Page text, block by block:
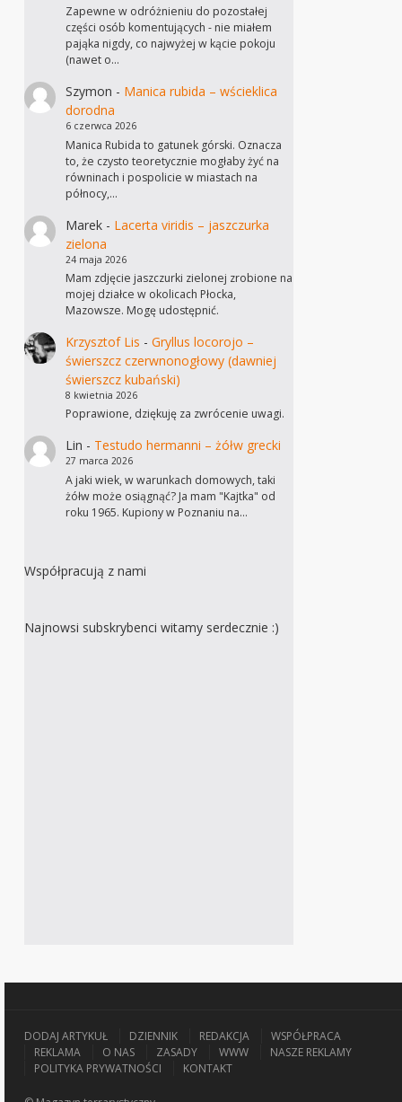
Zapewne w odróżnieniu do pozostałej
części osób komentujących - nie miałem
pająka nigdy, co najwyżej w kącie pokoju
(nawet o…
Szymon - Manica rubida – wścieklica
dorodna
6 czerwca 2026
Manica Rubida to gatunek górski. Oznacza
to, że czysto teoretycznie mogłaby żyć na
równinach i pospolicie w miastach na
północy,…
Marek- Lacerta viridis – jaszczurka
zielona
24 maja 2026
Mam zdjęcie jaszczurki zielonej zrobione na
mojej działce w okolicach Płocka,
Mazowsze. Mogę udostępnić.
Krzysztof Lis - Gryllus locorojo –
świerszcz czerwnonogłowy (dawniej
świerszcz kubański)
8 kwietnia 2026
Poprawione, dziękuję za zwrócenie uwagi.
Lin - Testudo hermanni – żółw grecki
27 marca 2026
A jaki wiek, w warunkach domowych, taki
żółw może osiągnąć? Ja mam "Kajtka" od
roku 1965. Kupiony w Poznaniu na…
Współpracują z nami
Najnowsi subskrybenci witamy serdecznie :)
DODAJ ARTYKUŁ DZIENNIK REDAKCJA
WSPÓŁPRACA
REKLAMA
O NAS ZASADY WWW
NASZE REKLAMY
POLITYKA PRYWATNOŚCI
KONTAKT